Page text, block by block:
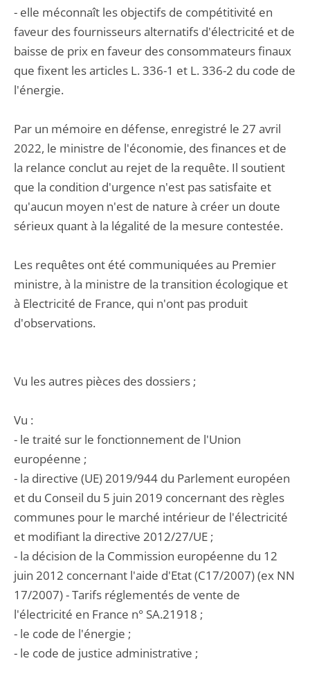
- elle méconnaît les objectifs de compétitivité en
faveur des fournisseurs alternatifs d'électricité et de
baisse de prix en faveur des consommateurs finaux
que fixent les articles L. 336-1 et L. 336-2 du code de
l'énergie.
Par un mémoire en défense, enregistré le 27 avril
2022, le ministre de l'économie, des finances et de
la relance conclut au rejet de la requête. Il soutient
que la condition d'urgence n'est pas satisfaite et
qu'aucun moyen n'est de nature à créer un doute
sérieux quant à la légalité de la mesure contestée.
Les requêtes ont été communiquées au Premier
ministre, à la ministre de la transition écologique et
à Electricité de France, qui n'ont pas produit
d'observations.
Vu les autres pièces des dossiers ;
Vu :
- le traité sur le fonctionnement de l'Union
européenne ;
- la directive (UE) 2019/944 du Parlement européen
et du Conseil du 5 juin 2019 concernant des règles
communes pour le marché intérieur de l'électricité
et modifiant la directive 2012/27/UE ;
- la décision de la Commission européenne du 12
juin 2012 concernant l'aide d'Etat (C17/2007) (ex NN
17/2007) - Tarifs réglementés de vente de
l'électricité en France n° SA.21918 ;
- le code de l'énergie ;
- le code de justice administrative ;